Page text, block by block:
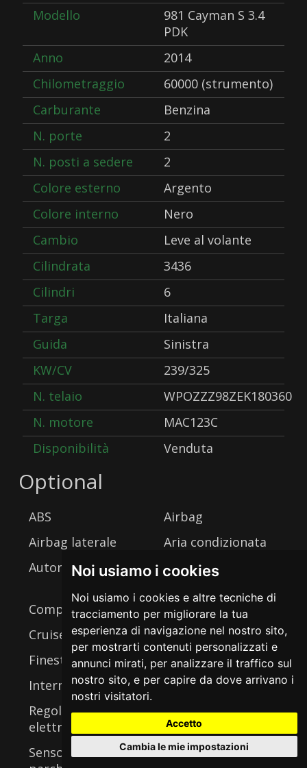
Noi usiamo i cookies
Noi usiamo i cookies e altre tecniche di
tracciamento per migliorare la tua
esperienza di navigazione nel nostro sito,
per mostrarti contenuti personalizzati e
annunci mirati, per analizzare il traffico sul
nostro sito, e per capire da dove arrivano i
nostri visitatori.
Accetto
Cambia le mie impostazioni
Modello
981 Cayman S 3.4
PDK
Anno
2014
Chilometraggio
60000 (strumento)
Carburante
Benzina
N. porte
2
N. posti a sedere
2
Colore esterno
Argento
Colore interno
Nero
Cambio
Leve al volante
Cilindrata
3436
Cilindri
6
Targa
Italiana
Guida
Sinistra
KW/CV
239/325
N. telaio
WPOZZZ98ZEK180360
N. motore
MAC123C
Disponibilità
Venduta
Optional
ABS
Airbag
Airbag laterale
Aria condizionata
Autoradio
Cerchi in lega
Computer di bordo
Controllo
automatico trazione
Cruise control
Fendinebbia
Finestrini elettrici
Freni a disco
Interni in pelle
Matching Numbers
Regolazione
elettrica sedili
Sedili riscaldabili
Sensori di